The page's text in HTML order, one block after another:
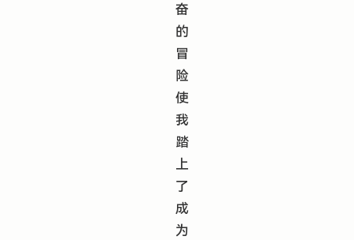
奋
的
冒
险
使
我
踏
上
了
成
为